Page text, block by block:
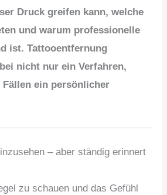
Druck greifen kann, welche
und warum professionelle
ist. Tattooentfernung
nicht nur ein Verfahren,
ein persönlicher
– aber ständig erinnert
zu schauen und das Gefühl